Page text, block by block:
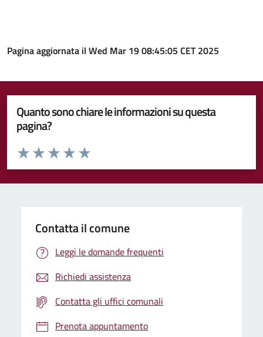
Pagina aggiornata il Wed Mar 19 08:45:05 CET 2025
Quanto sono chiare le informazioni su questa
pagina?
Valuta da 1 a 5 stelle la pagina
Valuta 5 stelle su 5
Valuta 4 stelle su 5
Valuta 3 stelle su 5
Valuta 2 stelle su 5
Valuta 1 stelle su 5
Contatta il comune
Leggi le domande frequenti
Richiedi assistenza
Contatta gli uffici comunali
Prenota appuntamento